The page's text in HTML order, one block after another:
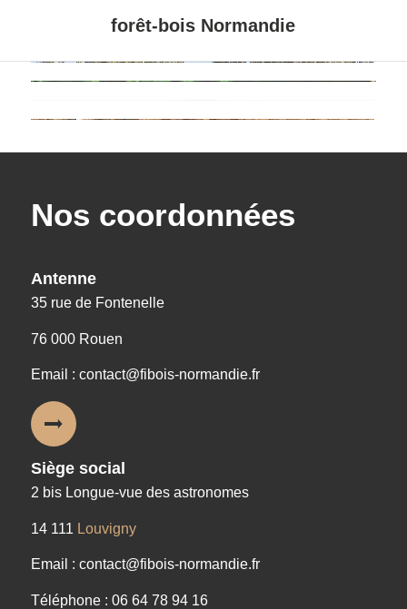
forêt-bois Normandie
Nos coordonnées
Antenne
35 rue de Fontenelle
76 000 Rouen
Email : contact@fibois-normandie.fr
Siège social
2 bis Longue-vue des astronomes
14 111 Louvigny
Email : contact@fibois-normandie.fr
Téléphone : 06 64 78 94 16